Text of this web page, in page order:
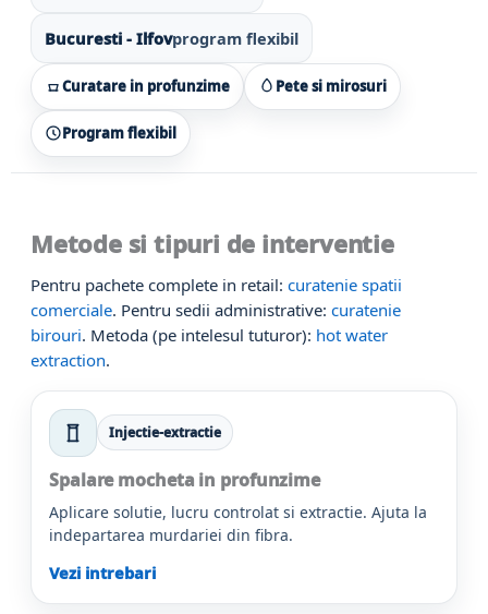
Bucuresti - Ilfovprogram flexibil
Curatare in profunzime Pete si mirosuri
Program flexibil
Metode si tipuri de interventie
Pentru pachete complete in retail: curatenie spatii
comerciale. Pentru sedii administrative: curatenie
birouri. Metoda (pe intelesul tuturor): hot water
extraction.
Injectie-extractie
Spalare mocheta in profunzime
Aplicare solutie, lucru controlat si extractie. Ajuta la
indepartarea murdariei din fibra.
Vezi intrebari